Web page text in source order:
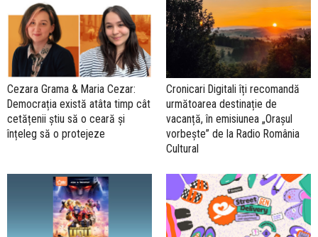
Cezara Grama & Maria Cezar:
Democrația există atâta timp cât
cetățenii știu să o ceară și
înțeleg să o protejeze
Cronicari Digitali îți recomandă
următoarea destinație de
vacanță, în emisiunea „Orașul
vorbește” de la Radio România
Cultural